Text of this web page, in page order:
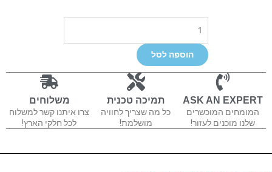
כמות
של
SSL
-
UC1
הוספה לסל
ASK AN EXPERT
המומחים המוכשרים
שלנו מוכנים לעזור!
תמיכה טכנית
כל מה שצריך לחוויה
מושלמת!
משלוחים
צרו איתנו קשר למשלוח
לכל חלקי הארץ!